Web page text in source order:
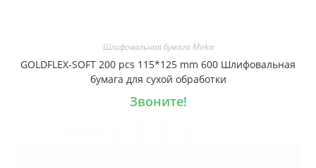
Шлифовальная бумага Mirka
GOLDFLEX-SOFT 200 pcs 115*125 mm 600 Шлифовальная
бумага для сухой обработки
Звоните!